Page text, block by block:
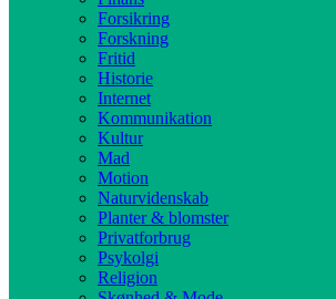
Forsikring
Forskning
Fritid
Historie
Internet
Kommunikation
Kultur
Mad
Motion
Naturvidenskab
Planter & blomster
Privatforbrug
Psykolgi
Religion